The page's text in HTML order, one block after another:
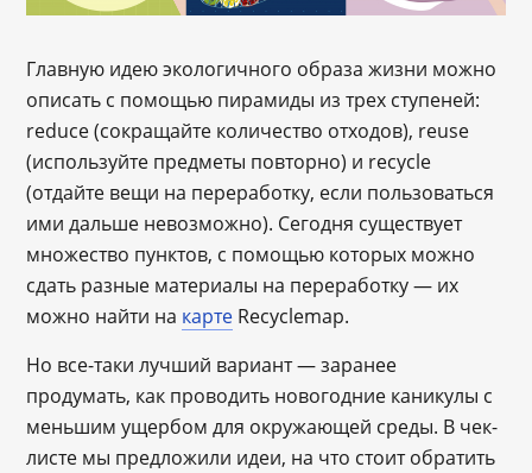
Главную идею экологичного образа жизни можно
описать с помощью пирамиды из трех ступеней:
reduce (сокращайте количество отходов), reuse
(используйте предметы повторно) и recycle
(отдайте вещи на переработку, если пользоваться
ими дальше невозможно). Сегодня существует
множество пунктов, с помощью которых можно
сдать разные материалы на переработку ― их
можно найти на карте Recyclemap.
Но все-таки лучший вариант — заранее
продумать, как проводить новогодние каникулы с
меньшим ущербом для окружающей среды. В чек-
листе мы предложили идеи, на что стоит обратить